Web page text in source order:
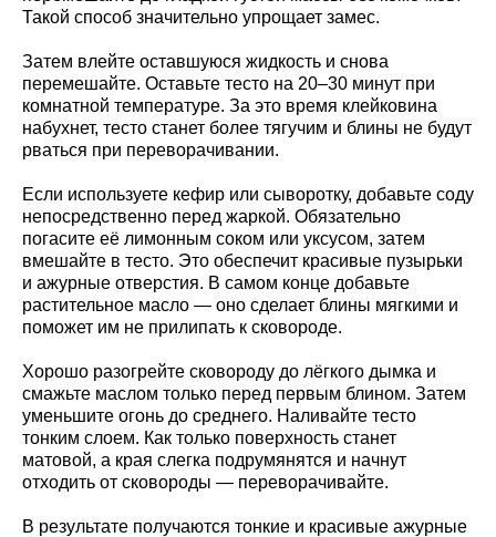
Такой способ значительно упрощает замес.
Затем влейте оставшуюся жидкость и снова
перемешайте. Оставьте тесто на 20–30 минут при
комнатной температуре. За это время клейковина
набухнет, тесто станет более тягучим и блины не будут
рваться при переворачивании.
Если используете кефир или сыворотку, добавьте соду
непосредственно перед жаркой. Обязательно
погасите её лимонным соком или уксусом, затем
вмешайте в тесто. Это обеспечит красивые пузырьки
и ажурные отверстия. В самом конце добавьте
растительное масло — оно сделает блины мягкими и
поможет им не прилипать к сковороде.
Хорошо разогрейте сковороду до лёгкого дымка и
смажьте маслом только перед первым блином. Затем
уменьшите огонь до среднего. Наливайте тесто
тонким слоем. Как только поверхность станет
матовой, а края слегка подрумянятся и начнут
отходить от сковороды — переворачивайте.
В результате получаются тонкие и красивые ажурные